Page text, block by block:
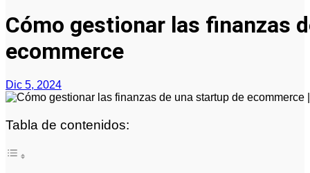
Cómo gestionar las finanzas
ecommerce
Dic 5, 2024
Tabla de contenidos: